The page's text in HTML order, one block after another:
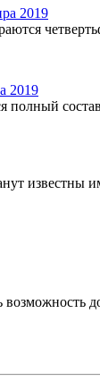
2019
2019
полный
известны
возможность